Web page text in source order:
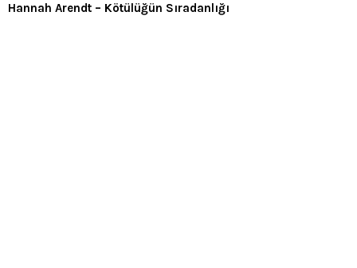
Hannah Arendt – Kötülüğün Sıradanlığı